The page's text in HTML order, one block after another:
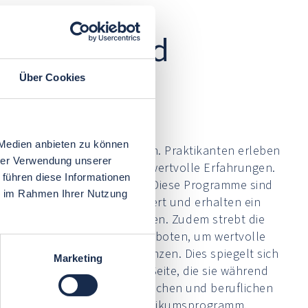
Über Cookies
anbieten zu können
Verwendung unserer
diese Informationen
Rahmen Ihrer Nutzung
Marketing
und
praktische Anwendungen. Praktikanten erleben
mit und gewinnen so wertvolle Erfahrungen.
Schulungsprogramme. Diese Programme sind
in Arbeitsabläufe integriert und erhalten ein
vielseitiger Fähigkeiten. Zudem strebt die
Netzwerk angeboten, um wertvolle
Wert auf soziale Kompetenzen. Dies spiegelt sich
erfahrene Mentoren zur Seite, die sie während
den persönlichen und beruflichen